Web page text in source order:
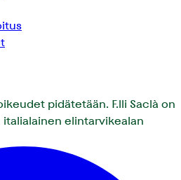
pidätetään. F.lli Saclà on
elintarvikealan